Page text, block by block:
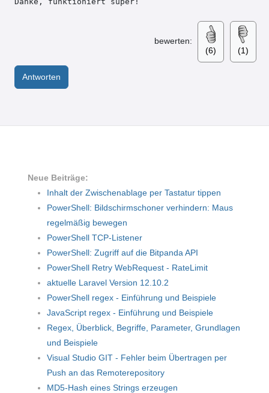
bewerten:
(6)
(1)
Antworten
Neue Beiträge:
Inhalt der Zwischenablage per Tastatur tippen
PowerShell: Bildschirmschoner verhindern: Maus
regelmäßig bewegen
PowerShell TCP-Listener
PowerShell: Zugriff auf die Bitpanda API
PowerShell Retry WebRequest - RateLimit
aktuelle Laravel Version 12.10.2
PowerShell regex - Einführung und Beispiele
JavaScript regex - Einführung und Beispiele
Regex, Überblick, Begriffe, Parameter, Grundlagen
und Beispiele
Visual Studio GIT - Fehler beim Übertragen per
Push an das Remoterepository
MD5-Hash eines Strings erzeugen